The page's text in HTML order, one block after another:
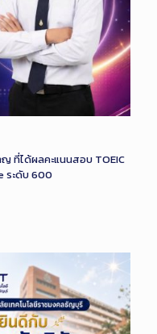
ที่ได้ผลคะแนนสอบ TOEIC
ระดับ 600